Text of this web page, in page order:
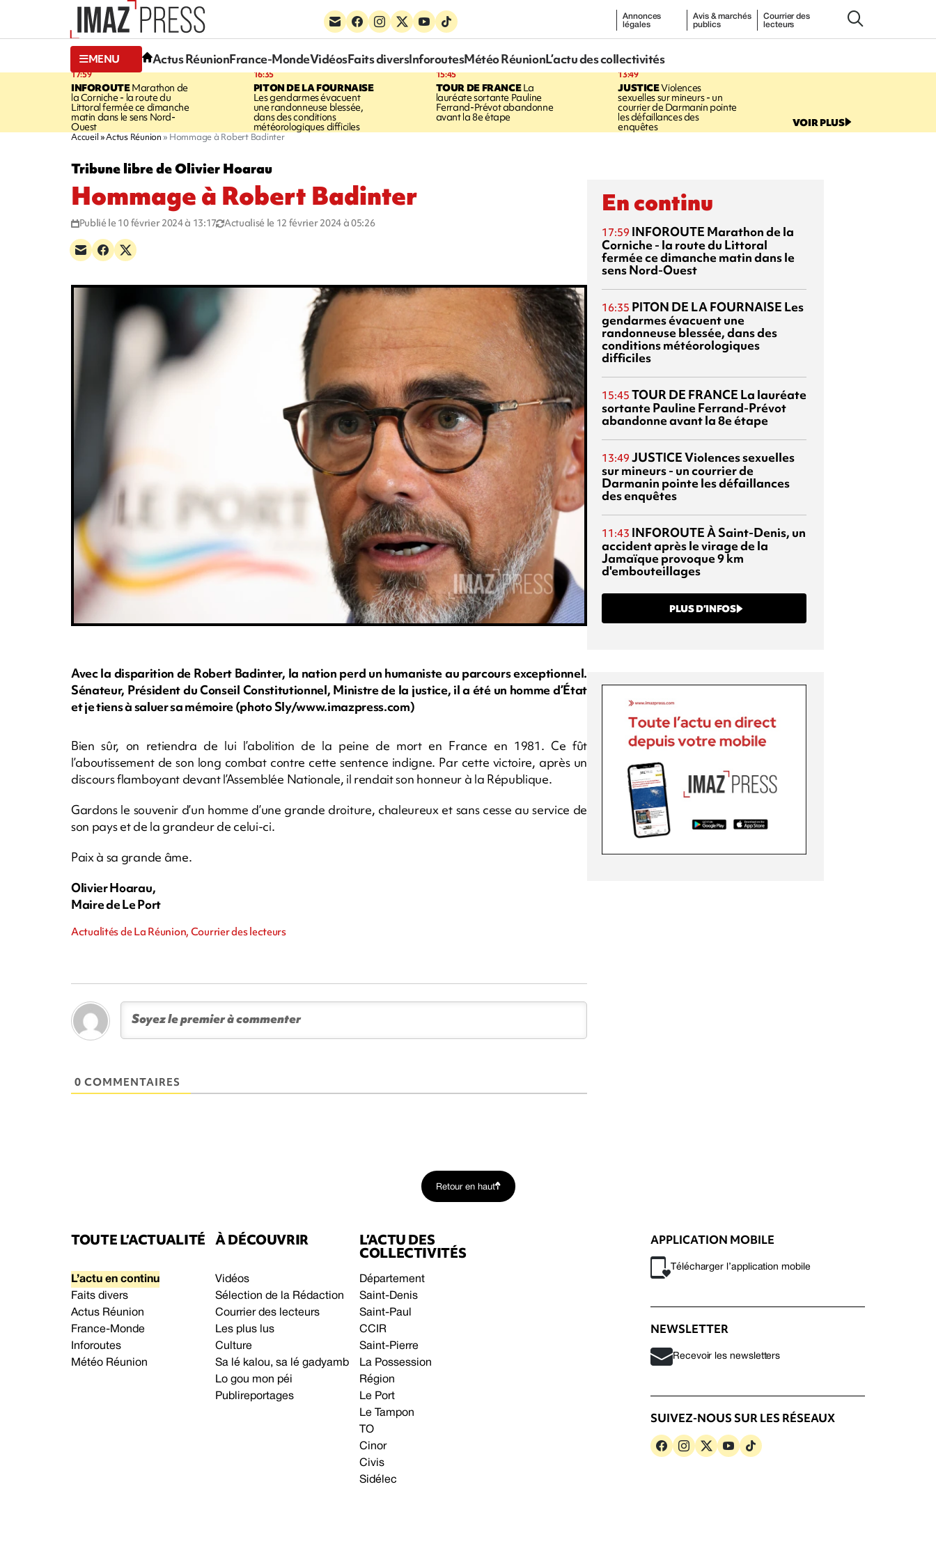
Annonces
légales
Avis & marchés
publics
Courrier des
lecteurs
MENU Actus RéunionFrance-MondeVidéosFaits diversInforoutesMétéo RéunionL’actu des collectivités
17:59
INFOROUTEMarathon de
la Corniche - la route du
Littoral fermée ce dimanche
matin dans le sens Nord-
Ouest
16:35
PITON DE LA FOURNAISE
Les gendarmes évacuent
une randonneuse blessée,
dans des conditions
météorologiques difficiles
15:45
TOUR DE FRANCELa
lauréate sortante Pauline
Ferrand-Prévot abandonne
avant la 8e étape
13:49
JUSTICEViolences
sexuelles sur mineurs - un
courrier de Darmanin pointe
les défaillances des
enquêtes VOIR PLUS
Accueil Actus Réunion Hommage à Robert Badinter
Tribune libre de Olivier Hoarau
Hommage à Robert Badinter
Publié le 10 février 2024 à 13:17 Actualisé le 12 février 2024 à 05:26
Avec la disparition de Robert Badinter, la nation perd un humaniste au parcours exceptionnel.
Sénateur, Président du Conseil Constitutionnel, Ministre de la justice, il a été un homme d’État
et je tiens à saluer sa mémoire (photo Sly/www.imazpress.com)
Bien sûr, on retiendra de lui l’abolition de la peine de mort en France en 1981. Ce fût
l’aboutissement de son long combat contre cette sentence indigne. Par cette victoire, après un
discours flamboyant devant l’Assemblée Nationale, il rendait son honneur à la République.
Gardons le souvenir d’un homme d’une grande droiture, chaleureux et sans cesse au service de
son pays et de la grandeur de celui-ci.
Paix à sa grande âme.
Olivier Hoarau,
Maire de Le Port
Actualités de La Réunion, Courrier des lecteurs
0 COMMENTAIRES
En continu
17:59 INFOROUTE Marathon de la
Corniche - la route du Littoral
fermée ce dimanche matin dans le
sens Nord-Ouest
16:35 PITON DE LA FOURNAISE Les
gendarmes évacuent une
randonneuse blessée, dans des
conditions météorologiques
difficiles
15:45 TOUR DE FRANCE La lauréate
sortante Pauline Ferrand-Prévot
abandonne avant la 8e étape
13:49 JUSTICEViolences sexuelles
sur mineurs - un courrier de
Darmanin pointe les défaillances
des enquêtes
11:43 INFOROUTEÀ Saint-Denis, un
accident après le virage de la
Jamaïque provoque 9 km
d'embouteillages
PLUS D’INFOS
Retour en haut
TOUTE L’ACTUALITÉ
L’actu en continu
Faits divers
Actus Réunion
France-Monde
Inforoutes
Météo Réunion
À DÉCOUVRIR
Vidéos
Sélection de la Rédaction
Courrier des lecteurs
Les plus lus
Culture
Sa lé kalou, sa lé gadyamb
Lo gou mon péi
Publireportages
L’ACTU DES
COLLECTIVITÉS
Département
Saint-Denis
Saint-Paul
CCIR
Saint-Pierre
La Possession
Région
Le Port
Le Tampon
TO
Cinor
Civis
Sidélec
APPLICATION MOBILE
Télécharger l’application mobile
NEWSLETTER
Recevoir les newsletters
SUIVEZ-NOUS SUR LES RÉSEAUX